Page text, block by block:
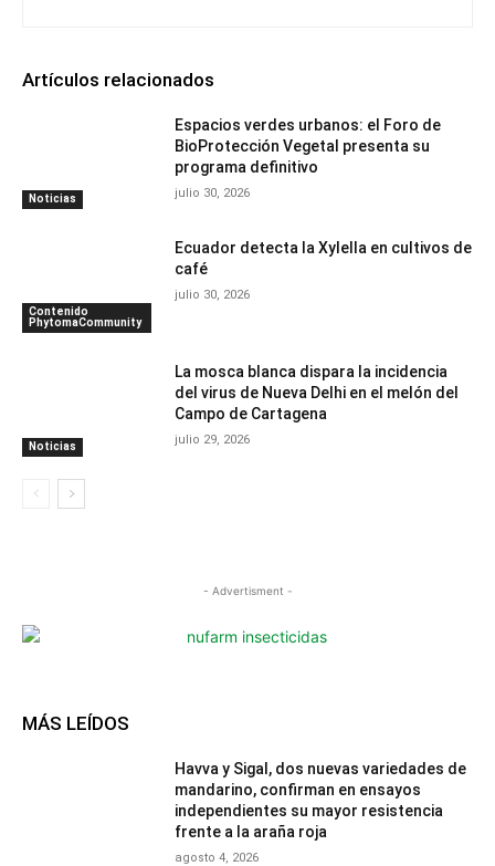
Artículos relacionados
Noticias
Espacios verdes urbanos: el Foro de
BioProtección Vegetal presenta su
programa definitivo
julio 30, 2026
Contenido
PhytomaCommunity
Ecuador detecta la Xylella en cultivos de
café
julio 30, 2026
Noticias
La mosca blanca dispara la incidencia
del virus de Nueva Delhi en el melón del
Campo de Cartagena
julio 29, 2026
- Advertisment -
MÁS LEÍDOS
Havva y Sigal, dos nuevas variedades de
mandarino, confirman en ensayos
independientes su mayor resistencia
frente a la araña roja
agosto 4, 2026